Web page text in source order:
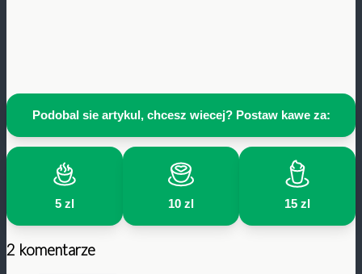
Podobal sie artykul, chcesz wiecej? Postaw kawe za:
5 zl 10 zl 15 zl
2 komentarze